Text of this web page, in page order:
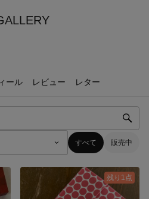
ール レビュー レター
すべて 販売中
残り1点